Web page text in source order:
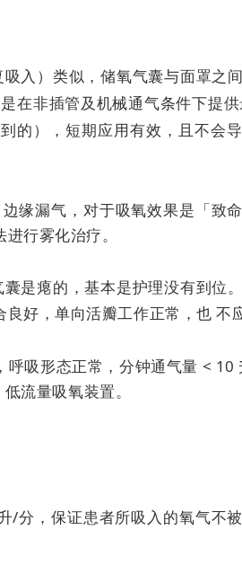
入）类似，储氧气囊与面罩之
在非插管及机械通气条件下提
的），短期应用有效，且不会
缘漏气，对于吸氧效果是「致
行雾化治疗。
是瘪的，基本是护理没有到位
良好，单向活瓣工作正常，也不
吸形态正常，分钟通气量 < 10
低流量吸氧装置。
/分，保证患者所吸入的氧气不